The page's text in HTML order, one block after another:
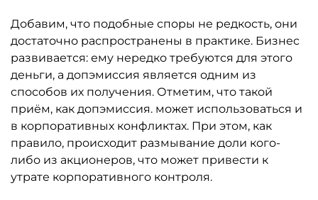
Добавим, что подобные споры не редкость, они
достаточно распространены в практике. Бизнес
развивается: ему нередко требуются для этого
деньги, а допэмиссия является одним из
способов их получения. Отметим, что такой
приём, как допэмиссия. может использоваться и
в корпоративных конфликтах. При этом, как
правило, происходит размывание доли кого-
либо из акционеров, что может привести к
утрате корпоративного контроля.